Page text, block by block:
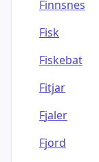
Finnsnes
Fisk
Fiskebat
Fitjar
Fjaler
Fjord